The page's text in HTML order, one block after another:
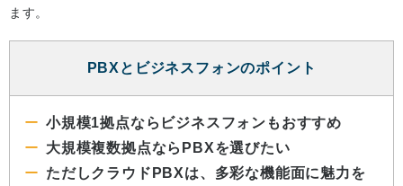
ます。
PBXとビジネスフォンのポイント
小規模1拠点ならビジネスフォンもおすすめ
大規模複数拠点ならPBXを選びたい
ただしクラウドPBXは、多彩な機能面に魅力を